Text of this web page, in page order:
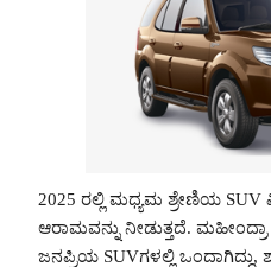
2025 ರಲ್ಲಿ ಮಧ್ಯಮ ಶ್ರೇಣಿಯ SUV
ಆರಾಮವನ್ನು ನೀಡುತ್ತದೆ. ಮಹೀಂದ್ರಾ
ಜನಪ್ರಿಯ SUVಗಳಲ್ಲಿ ಒಂದಾಗಿದ್ದು,